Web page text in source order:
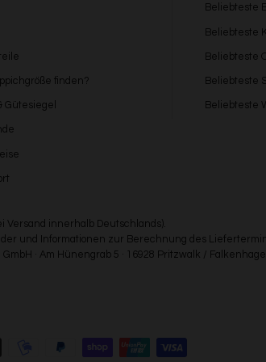
finden?
Gütesiegel
Beliebteste
Beliebteste
Beliebteste
Beliebteste
Beliebteste
Versand innerhalb Deutschlands).
und Informationen zur Berechnung des
· Am Hünengrab 5 · 16928 Pritzwalk /